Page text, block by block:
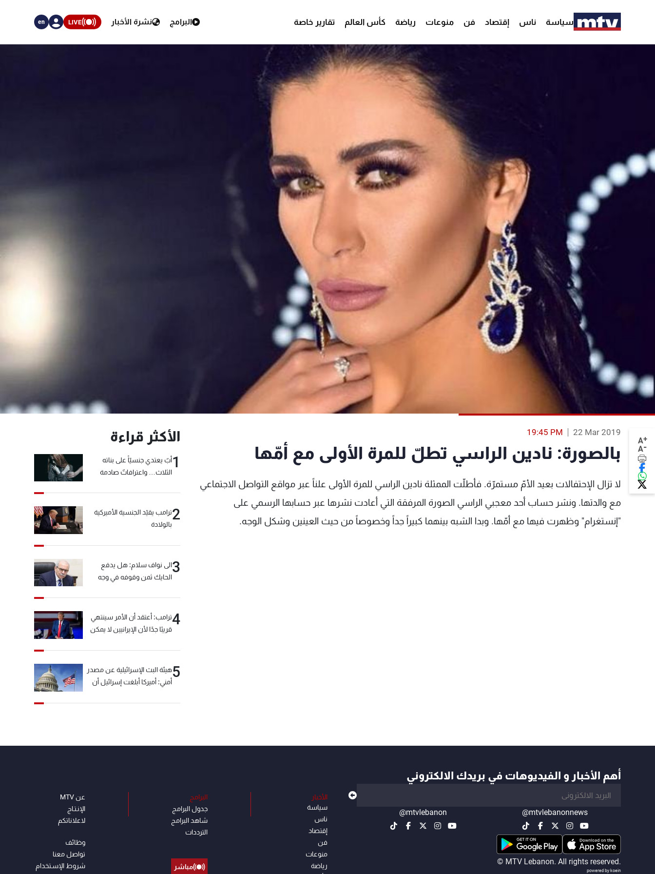
سياسة ناس إقتصاد فن منوعات رياضة كأس العالم تقارير خاصة البرامج نشرة الأخبار LIVE
en
A+
A-
22 Mar 2019
19:45 PM
بالصورة: نادين الراسي تطلّ للمرة الأولى مع أمّها
لا تزال الإحتفالات بعيد الأمّ مستمرّة. فأطلّت الممثلة نادين الراسي للمرة الأولى علناً عبر مواقع التواصل الاجتماعي
مع والدتها. ونشر حساب أحد معجبي الراسي الصورة المرفقة التي أعادت نشرها عبر حسابها الرسمي على
"إنستغرام" وظهرت فيها مع أمّها. وبدا الشبه بينهما كبيراً جداً وخصوصاً من حيث العينين وشكل الوجه.
الأكثر قراءة
1أبٌ يعتدي جنسيّاً على بناته
الثلاث… واعترافاتٌ صادمة
2ترامب يقيّد الجنسية الأميركية
بالولادة
3الى نواف سلام: هل يدفع
الحايك ثمن وقوفه في وجه
4ترامب: أعتقد أن الأمر سينتهي
قريبًا جدًا لأن الإيرانيين لا يمكن
5هيئة البث الإسرائيلية عن مصدر
أمني: أميركا أبلغت إسرائيل أن
أهم الأخبار و الفيديوهات في بريدك الالكتروني
@mtvlebanonnews
@mtvlebanon
© MTV Lebanon. All rights reserved.
powered by koein
الأخبار
سياسة
ناس
إقتصاد
فن
منوعات
رياضة
البرامج
جدول البرامج
شاهد البرامج
الترددات
مباشر
عن MTV
الإنـتـاج
لاعلاناتكم
وظائف
تواصل معنا
شروط الإسـتخدام